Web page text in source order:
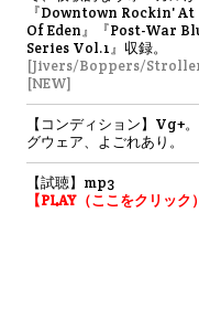
『Downtown Rockin'
Of Eden』『Post-War
Series Vol.1』収録。
[Jivers/Boppers/
[NEW]
【コンディション】Vg+
グウェア、よごれあり。
【試聴】mp3
【PLAY（ここをクリック